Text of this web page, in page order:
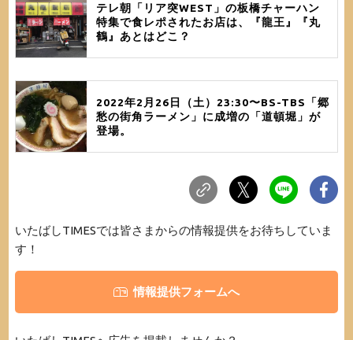
テレ朝「リア突WEST」の板橋チャーハン
特集で食レポされたお店は、『龍王』『丸
鶴』あとはどこ？
2022年2月26日（土）23:30〜BS-TBS「郷
愁の街角ラーメン」に成増の「道頓堀」が
登場。
いたばしTIMESでは皆さまからの情報提供をお待ちしていま
す！
情報提供フォームへ